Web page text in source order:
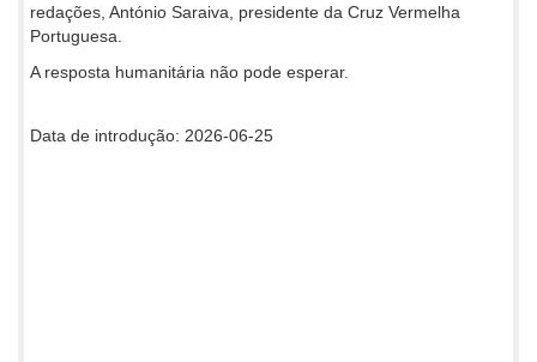
redações, António Saraiva, presidente da Cruz Vermelha
Portuguesa.
A resposta humanitária não pode esperar.
Data de introdução: 2026-06-25